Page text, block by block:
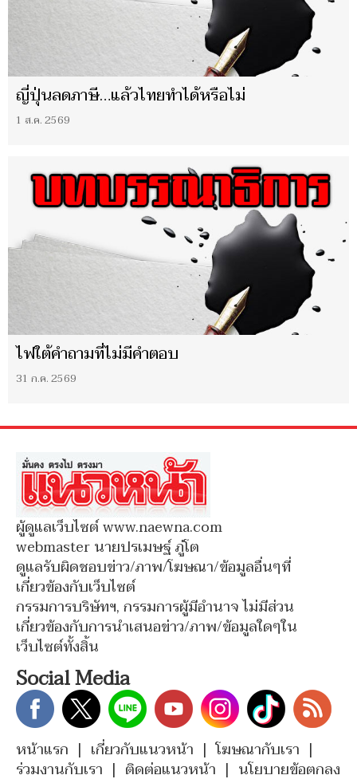
ญี่ปุ่นลดภาษี…แล้วไทยทำได้หรือไม่
1 ส.ค. 2569
ไฟใต้คำถามที่ไม่มีคำตอบ
31 ก.ค. 2569
ผู้ดูแลเว็บไซต์ www.naewna.com
webmaster นายปรเมษฐ์ ภู่โต
ดูแลรับผิดชอบข่าว/ภาพ/โฆษณา/ข้อมูลอื่นๆที่
เกี่ยวข้องกับเว็บไซต์
กรรมการบริษัทฯ, กรรมการผู้มีอำนาจ ไม่มีส่วน
เกี่ยวข้องกับการนำเสนอข่าว/ภาพ/ข้อมูลใดๆใน
เว็บไซต์ทั้งสิ้น
Social Media
หน้าแรก | เกี่ยวกับแนวหน้า | โฆษณากับเรา |
ร่วมงานกับเรา | ติดต่อแนวหน้า | นโยบายข้อตกลง